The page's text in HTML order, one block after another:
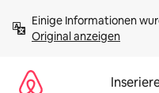
Inhalten
springenOriginal anzeigen